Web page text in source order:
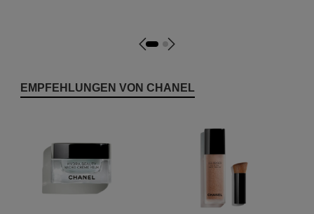
Produktgalerie überspringen
EMPFEHLUNGEN VON CHANEL